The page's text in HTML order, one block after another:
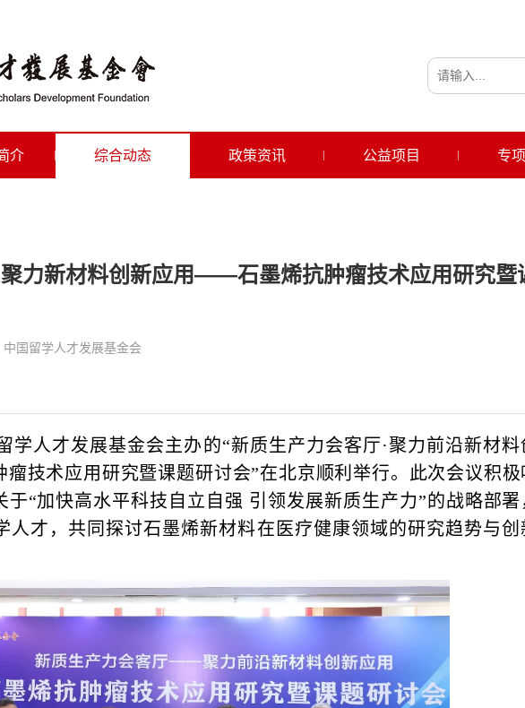
介 综合动态 政策资讯 公益项目 专
力新材料创新应用——石墨烯抗肿瘤技术应用研究暨
中国留学人才发展基金会
学人才发展基金会主办的“新质生产力会客厅·聚力前沿新材料
技术应用研究暨课题研讨会”在北京顺利举行。此次会议积极
于“加快高水平科技自立自强 引领发展新质生产力”的战略部署
人才，共同探讨石墨烯新材料在医疗健康领域的研究趋势与创